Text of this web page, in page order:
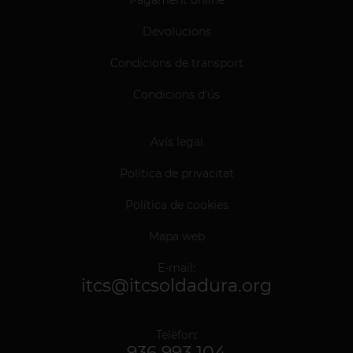
Devolucions
Condicions de transport
Condicions d'ús
Avís legal
Política de privacitat
Política de cookies
Mapa web
E-mail:
itcs@itcsoldadura.org
Telèfon: